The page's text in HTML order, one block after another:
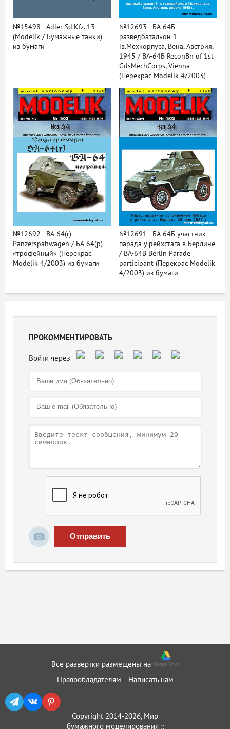
№15498 - Adler Sd.Kfz. 13
(Modelik / Бумажные танки)
из бумаги
№12693 - БА-64Б
разведбатальон 1
Гв.Мехкорпуса, Вена, Австрия,
1945 / BA-64B ReconBn of 1st
GdsMechCorps, Vienna
(Перекрас Modelik 4/2003)
№12692 - BA-64(r)
Panzerspahwagen / БА-64(р)
«трофейный» (Перекрас
Modelik 4/2003) из бумаги
№12691 - БА-64Б участник
парада у рейхстага в Берлине
/ BA-64B Berlin Parade
participant (Перекрас Modelik
4/2003) из бумаги
ПРОКОММЕНТИРОВАТЬ
Отправить
Все развертки размещены на
Правообладателям
Написать нам
Copyright 2014-2026, Мир
бумажного моделирования ::